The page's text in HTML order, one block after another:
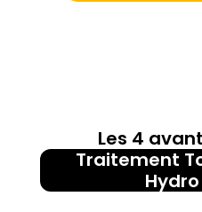
Les 4
Traitement